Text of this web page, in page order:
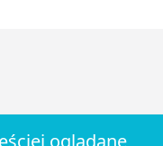
oglądane